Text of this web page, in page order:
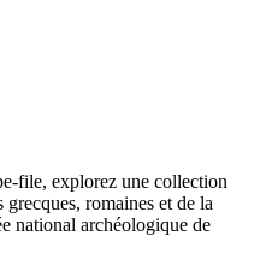
file, explorez une collection
romaines et de la
national archéologique de